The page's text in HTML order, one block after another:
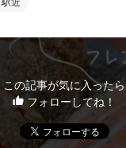
駅近
この記事が気に入ったら
フォローしてね！